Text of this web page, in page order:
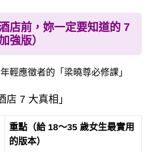
店前，妳一定要知道的 7
強版）
輕應徵者的「梁曉尊必修課」
店 7 大真相」
重點（給 18～35 歲女生最實用
的版本）